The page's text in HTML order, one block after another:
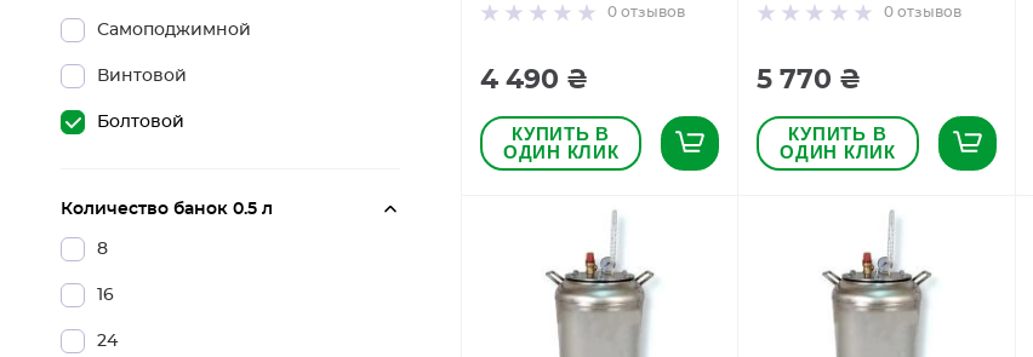
0 отзывов
4 490 ₴
КУПИТЬ В
ОДИН КЛИК
0отзывов
5 770 ₴
КУПИТЬ В
ОДИН КЛИК
Самоподжимной
Винтовой
Болтовой
Количество банок 0.5 л
8
16
24